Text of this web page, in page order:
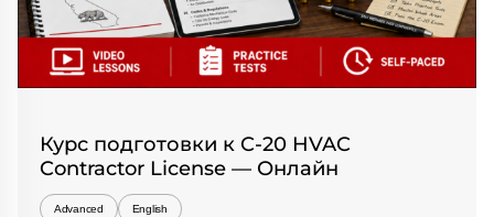
Курс подготовки к C-20 HVAC
Contractor License — Онлайн
Advanced English